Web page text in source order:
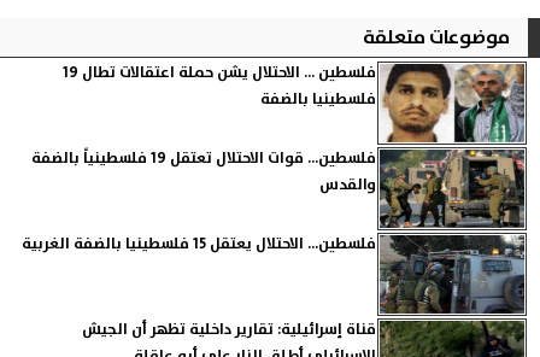
موضوعات متعلقة
فلسطين ... الاحتلال يشن حملة اعتقالات تطال 19
فلسطينيا بالضفة
فلسطين... قوات الاحتلال تعتقل 19 فلسطينياً بالضفة
والقدس
فلسطين... الاحتلال يعتقل 15 فلسطينيا بالضفة الغربية
قناة إسرائيلية: تقارير داخلية تظهر أن الجيش